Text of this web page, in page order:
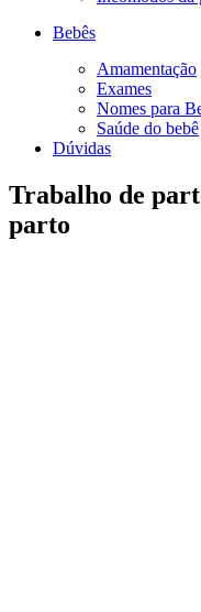
Bebês
Amamentação
Exames
Nomes para
Saúde do bebê
Dúvidas
Trabalho de
parto